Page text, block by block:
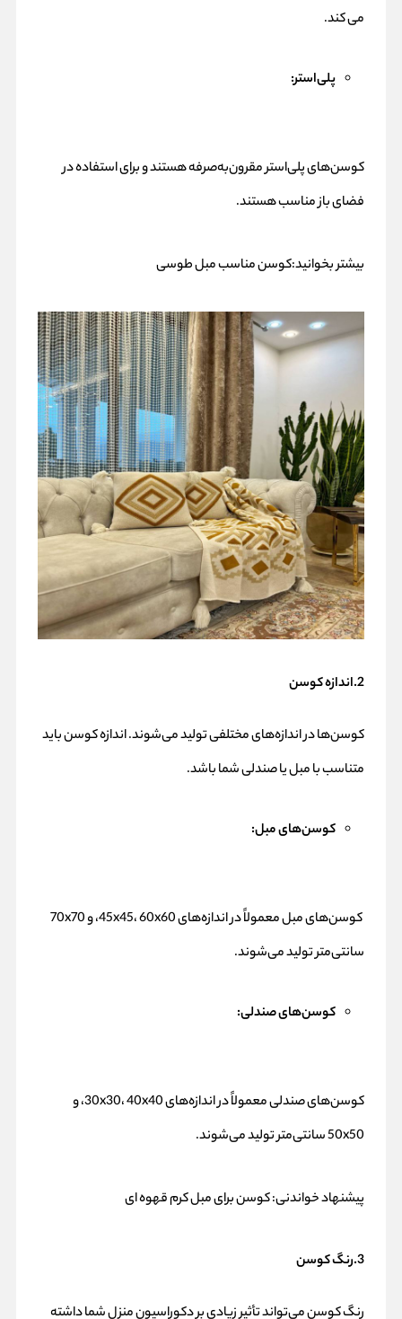
می کند.
پلی‌استر:
کوسن‌های پلی‌استر مقرون‌به‌صرفه هستند و برای استفاده در
فضای باز مناسب هستند.
بیشتر بخوانید:کوسن مناسب مبل طوسی
2.اندازه کوسن
کوسن‌ها در اندازه‌های مختلفی تولید می‌شوند. اندازه کوسن باید
متناسب با مبل یا صندلی شما باشد.
کوسن‌های مبل:
کوسن‌های مبل معمولاً در اندازه‌های 45x45، 60x60، و 70x70
سانتی‌متر تولید می‌شوند.
کوسن‌های صندلی:
کوسن‌های صندلی معمولاً در اندازه‌های 30x30، 40x40، و
50x50 سانتی‌متر تولید می‌شوند.
پیشنهاد خواندنی:کوسن برای مبل کرم قهوه ای
3.رنگ کوسن
رنگ کوسن می‌تواند تأثیر زیادی بر دکوراسیون منزل شما داشته